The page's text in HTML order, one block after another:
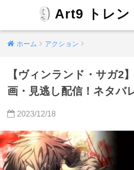
Art9 トレン
ホーム アクション
【ヴィンランド・サガ2
画・見逃し配信！ネタバ
2023/12/18